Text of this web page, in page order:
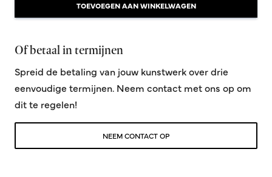
TOEVOEGEN AAN WINKELWAGEN
Of betaal in termijnen
Spreid de betaling van jouw kunstwerk over drie
eenvoudige termijnen. Neem contact met ons op om
dit te regelen!
NEEM CONTACT OP